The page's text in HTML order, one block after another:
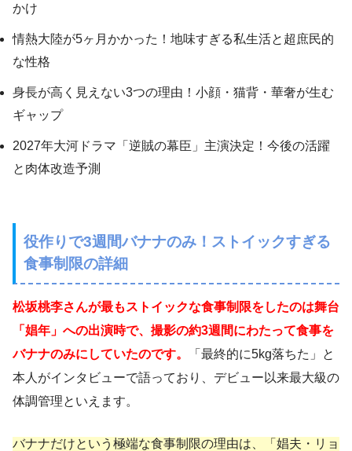
かけ
情熱大陸が5ヶ月かかった！地味すぎる私生活と超庶民的
な性格
身長が高く見えない3つの理由！小顔・猫背・華奢が生む
ギャップ
2027年大河ドラマ「逆賊の幕臣」主演決定！今後の活躍
と肉体改造予測
役作りで3週間バナナのみ！ストイックすぎる
食事制限の詳細
松坂桃李さんが最もストイックな食事制限をしたのは舞台
「娼年」への出演時で、撮影の約3週間にわたって食事を
バナナのみにしていたのです。
「最終的に5kg落ちた」と
本人がインタビューで語っており、デビュー以来最大級の
体調管理といえます。
バナナだけという極端な食事制限の理由は、「娼夫・リョ